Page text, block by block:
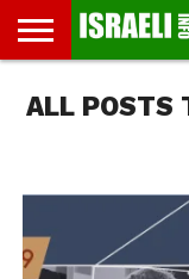
МУЗЕИ
СТРАНА
ФЕСТИВАЛЕЙ
ТЕАТР
КНИГИ.
ТЕКСТЫ
МУЗЫКА
РЕЛИГИЯ/
ИСТОРИЯ
ДВИЖЕНИЕ
ДЕТИ
ВЫХОДНОГО
МАРШРУТЫ
ПРОГУЛЬЩИКА
ВИДЕО-
РЕЧИ
ВПЕЧАТЛЕНИЯ
ВСТРЕЧИ
И
ИНТЕРВЬЮ
КИНО
TEL
AVIV
ALL